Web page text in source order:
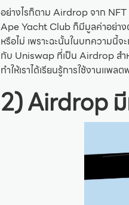
อย่างไรก็ตาม Airdrop จาก
Ape Yacht Club ก็มีมูลค่าอย่าง
หรือไม่ เพราะฉะนั้นในบทความนี้
กับ Uniswap ที่เป็น Airdrop สำ
ทำให้เราได้เรียนรู้การใช้งานแพ
2) Airdrop